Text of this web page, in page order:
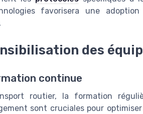
favorisera une
.
des
continue
routier, la formation
sont cruciales pour